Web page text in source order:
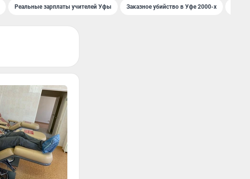
Реальные зарплаты учителей Уфы Заказное убийство в Уфе 2000-х